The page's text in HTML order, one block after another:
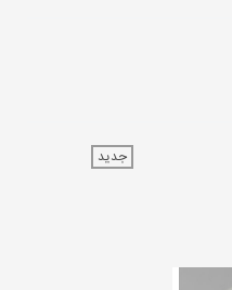
جدید